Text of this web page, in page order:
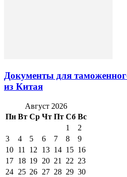
Документы для
из Китая
Август 2026
Пн Вт Ср Чт Пт Сб Вс
1
2
3
4 5 6 7 8
9
10 11 12 13 14 15 16
17 18 19 20 21 22 23
24 25 26 27 28 29 30